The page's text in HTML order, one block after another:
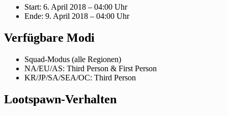
Start: 6. April 2018 – 04:00 Uhr
Ende: 9. April 2018 – 04:00 Uhr
Verfügbare Modi
Squad-Modus (alle Regionen)
NA/EU/AS: Third Person & First Person
KR/JP/SA/SEA/OC: Third Person
Lootspawn-Verhalten